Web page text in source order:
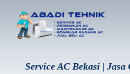
Service AC Bekasi |